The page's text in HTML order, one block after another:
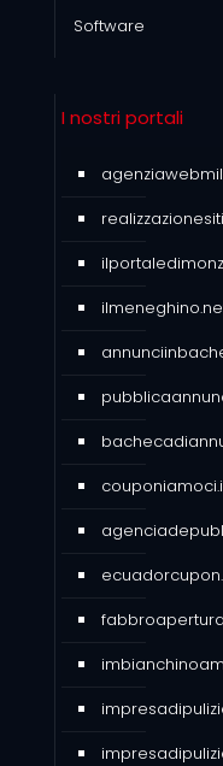
Software
I nostri portali